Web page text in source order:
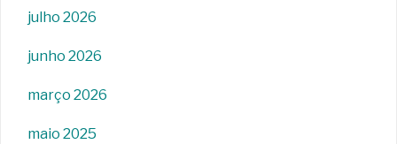
julho 2026
junho 2026
março 2026
maio 2025